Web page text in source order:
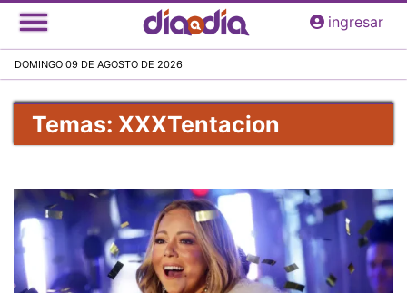
Pasar
al
principal
ingresar
DOMINGO 09 DE AGOSTO DE 2026
Temas: XXXTentacion